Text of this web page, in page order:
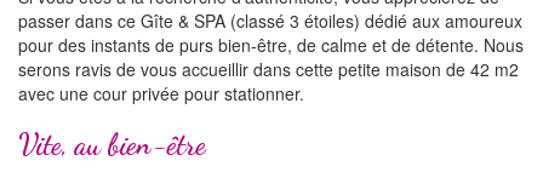
passer dans ce Gîte & SPA (classé 3 étoiles) dédié aux amoureux
pour des instants de purs bien-être, de calme et de détente. Nous
serons ravis de vous accueillir dans cette petite maison de 42 m2
avec une cour privée pour stationner.
Vite, au bien-être